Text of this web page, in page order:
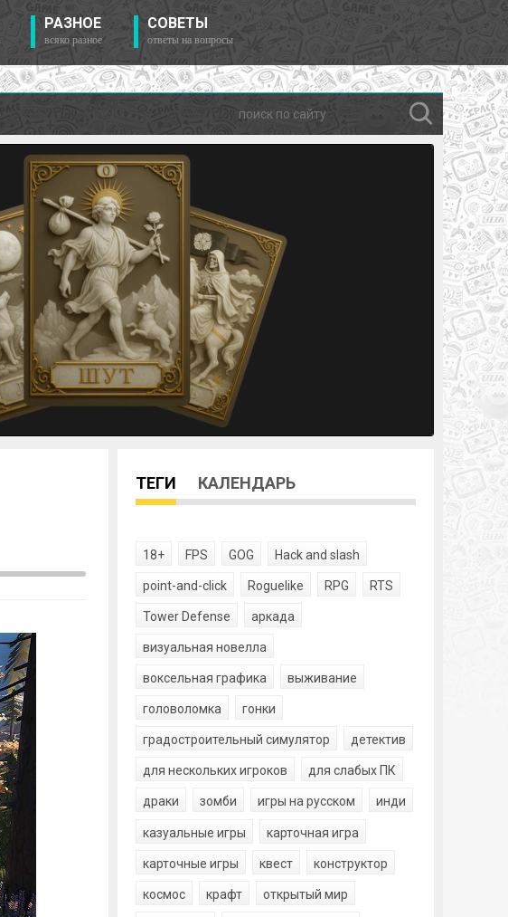
РАЗНОЕ
всяко разное
СОВЕТЫ
ответы на вопросы
ТЕГИ КАЛЕНДАРЬ
18+ FPS GOG Hack and slash
point-and-click Roguelike RPG RTS
Tower Defense аркада
визуальная новелла
воксельная графика выживание
головоломка гонки
градостроительный симулятор детектив
для нескольких игроков для слабых ПК
драки зомби игры на русском инди
казуальные игры карточная игра
карточные игры квест конструктор
космос крафт открытый мир